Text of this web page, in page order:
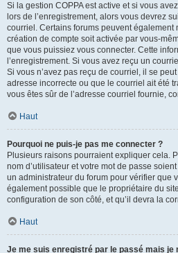
Si la gestion COPPA est active et si vous
lors de l’enregistrement, alors vous devrez
courriel. Certains forums peuvent également
création de compte soit activée par vous-
que vous puissiez vous connecter. Cette
l’enregistrement. Si vous avez reçu un
Si vous n’avez pas reçu de courriel, il se
adresse incorrecte ou que le courriel ait été
vous êtes sûr de l’adresse courriel fournie,
Haut
Pourquoi ne puis-je pas me connecter ?
Plusieurs raisons pourraient expliquer cela.
nom d’utilisateur et votre mot de passe
un administrateur du forum pour vérifier que
également possible que le propriétaire du
configuration de son côté, et qu’il devra la
Haut
Je me suis enregistré par le passé mais je